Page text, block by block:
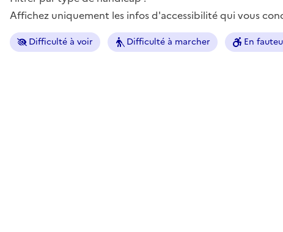
Affichez uniquement les infos d'accessibilité qui vous
Difficulté à voir Difficulté à marcher En